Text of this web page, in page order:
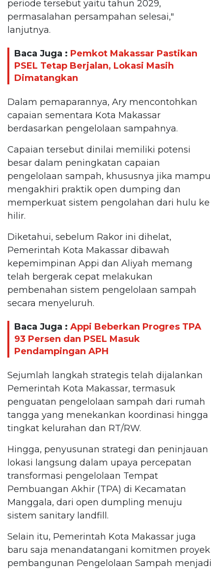
periode tersebut yaitu tahun 2029,
permasalahan persampahan selesai,"
lanjutnya.
Baca Juga : Pemkot Makassar Pastikan
PSEL Tetap Berjalan, Lokasi Masih
Dimatangkan
Dalam pemaparannya, Ary mencontohkan
capaian sementara Kota Makassar
berdasarkan pengelolaan sampahnya.
Capaian tersebut dinilai memiliki potensi
besar dalam peningkatan capaian
pengelolaan sampah, khususnya jika mampu
mengakhiri praktik open dumping dan
memperkuat sistem pengolahan dari hulu ke
hilir.
Diketahui, sebelum Rakor ini dihelat,
Pemerintah Kota Makassar dibawah
kepemimpinan Appi dan Aliyah memang
telah bergerak cepat melakukan
pembenahan sistem pengelolaan sampah
secara menyeluruh.
Baca Juga : Appi Beberkan Progres TPA
93 Persen dan PSEL Masuk
Pendampingan APH
Sejumlah langkah strategis telah dijalankan
Pemerintah Kota Makassar, termasuk
penguatan pengelolaan sampah dari rumah
tangga yang menekankan koordinasi hingga
tingkat kelurahan dan RT/RW.
Hingga, penyusunan strategi dan peninjauan
lokasi langsung dalam upaya percepatan
transformasi pengelolaan Tempat
Pembuangan Akhir (TPA) di Kecamatan
Manggala, dari open dumpling menuju
sistem sanitary landfill.
Selain itu, Pemerintah Kota Makassar juga
baru saja menandatangani komitmen proyek
pembangunan Pengelolaan Sampah menjadi